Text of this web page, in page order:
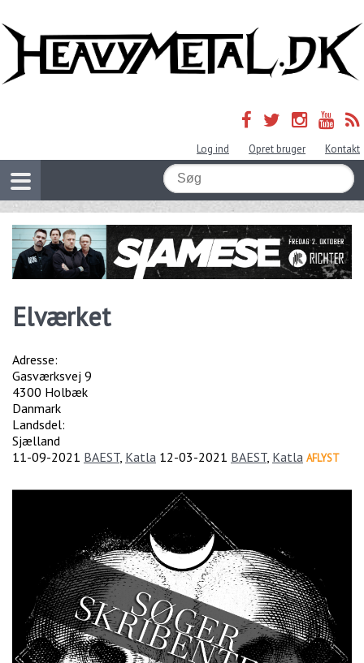
Log ind Opret bruger Kontakt
Elværket
Adresse:
Gasværksvej 9
4300 Holbæk
Danmark
Landsdel:
Sjælland
11-09-2021 BAEST, Katla 12-03-2021 BAEST, Katla AFLYST